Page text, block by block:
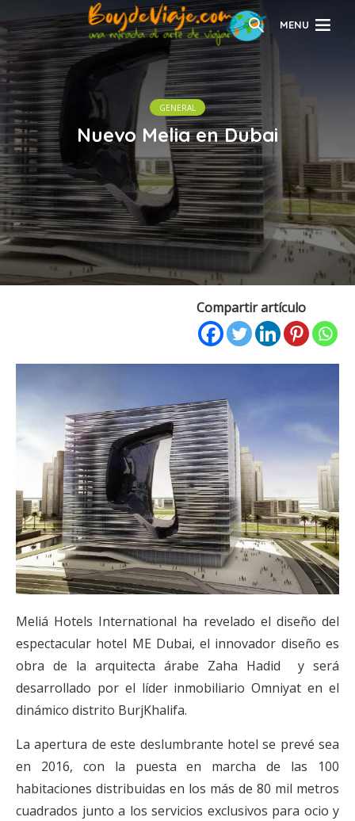
MENU
GENERAL
Nuevo Melia en Dubai
Compartir artículo
Meliá Hotels International ha revelado el diseño del
espectacular hotel ME Dubai, el innovador diseño es
obra de la arquitecta árabe Zaha Hadid y será
desarrollado por el líder inmobiliario Omniyat en el
dinámico distrito BurjKhalifa.
La apertura de este deslumbrante hotel se prevé sea
en 2016, con la puesta en marcha de las 100
habitaciones distribuidas en los más de 80 mil metros
cuadrados junto a los servicios exclusivos para ocio y